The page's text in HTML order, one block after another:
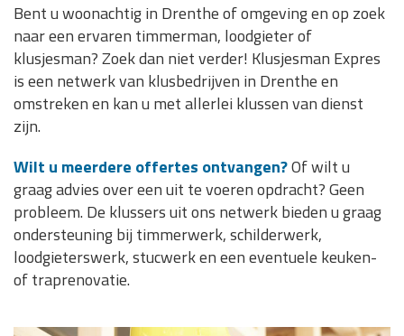
Bent u woonachtig in Drenthe of omgeving en op zoek
naar een ervaren timmerman, loodgieter of
klusjesman? Zoek dan niet verder! Klusjesman Expres
is een netwerk van klusbedrijven in Drenthe en
omstreken en kan u met allerlei klussen van dienst
zijn.
Wilt u meerdere offertes ontvangen?Of wilt u
graag advies over een uit te voeren opdracht? Geen
probleem. De klussers uit ons netwerk bieden u graag
ondersteuning bij timmerwerk, schilderwerk,
loodgieterswerk, stucwerk en een eventuele keuken-
of traprenovatie.